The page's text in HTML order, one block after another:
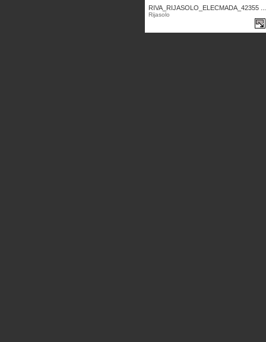
RIVA_RIJASOLO_ELECMADA_42355 ...
Rijasolo